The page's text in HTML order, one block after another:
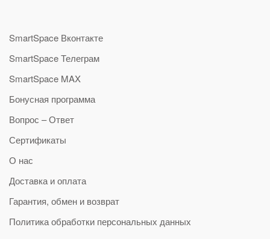
SmartSpace Вконтакте
SmartSpace Телеграм
SmartSpace MAX
Бонусная программа
Вопрос – Ответ
Сертификаты
О нас
Доставка и оплата
Гарантия, обмен и возврат
Политика обработки персональных данных